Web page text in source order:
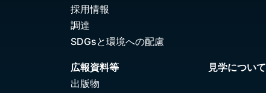
採用情報
調達
SDGsと環境への配慮
広報資料等
出版物
見学について